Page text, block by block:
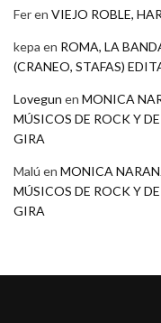
Feren VIEJO ROBLE,
kepa en ROMA, LA
(CRANEO, STAFAS)
Lovegun en MONICA
MÚSICOS DE ROCK Y
GIRA
Malú en MONICA
MÚSICOS DE ROCK Y
GIRA